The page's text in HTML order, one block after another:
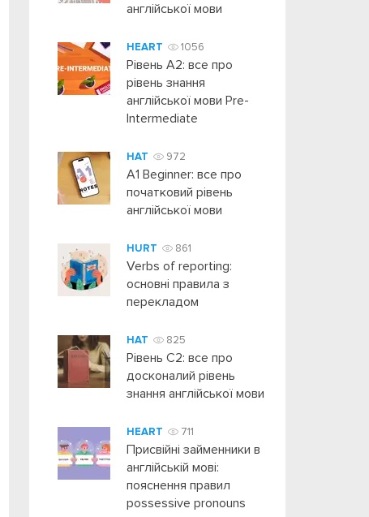
англійської мови
HEART 1056
Рівень А2: все про
рівень знання
англійської мови Pre-
Intermediate
HAT 972
A1 Beginner: все про
початковий рівень
англійської мови
HURT 861
Verbs of reporting:
основні правила з
перекладом
HAT 825
Рівень C2: все про
досконалий рівень
знання англійської мови
HEART 711
Присвійні займенники в
англійській мові:
пояснення правил
possessive pronouns